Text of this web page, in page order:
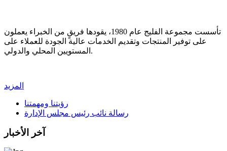
تأسست مجموعة الفليج عام 1980، يقودها فريقٍ من الخبراء يعملون
على توفير المنتجات وتقديم الخدمات عالية الجودة للعملاء على
المستويين المحلي والدولي.
المزيد
رؤيتنا ومهمتنا
رسالة نائب رئيس مجلس الإدارة
آخر الأخبار